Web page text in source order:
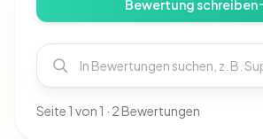
Bewertung schreiben
Seite 1 von 1 · 2 Bewertungen